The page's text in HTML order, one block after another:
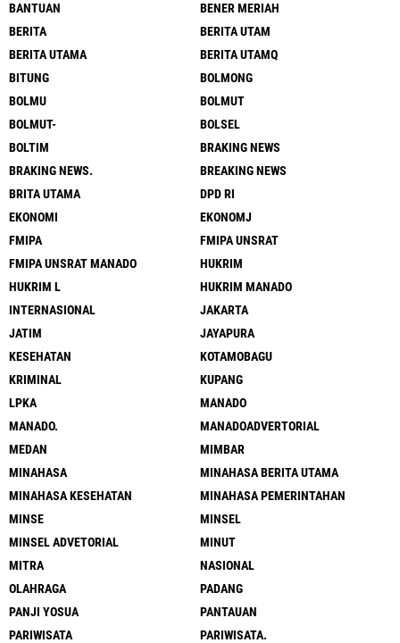
BANTUAN
BENER MERIAH
BERITA
BERITA UTAM
BERITA UTAMA
BERITA UTAMQ
BITUNG
BOLMONG
BOLMU
BOLMUT
BOLMUT-
BOLSEL
BOLTIM
BRAKING NEWS
BRAKING NEWS.
BREAKING NEWS
BRITA UTAMA
DPD RI
EKONOMI
EKONOMJ
FMIPA
FMIPA UNSRAT
FMIPA UNSRAT MANADO
HUKRIM
HUKRIM L
HUKRIM MANADO
INTERNASIONAL
JAKARTA
JATIM
JAYAPURA
KESEHATAN
KOTAMOBAGU
KRIMINAL
KUPANG
LPKA
MANADO
MANADO.
MANADOADVERTORIAL
MEDAN
MIMBAR
MINAHASA
MINAHASA BERITA UTAMA
MINAHASA KESEHATAN
MINAHASA PEMERINTAHAN
MINSE
MINSEL
MINSEL ADVETORIAL
MINUT
MITRA
NASIONAL
OLAHRAGA
PADANG
PANJI YOSUA
PANTAUAN
PARIWISATA
PARIWISATA.